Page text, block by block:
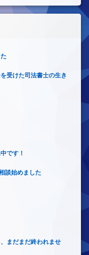
受けた司法書士の生き
です！
談始めました
まだまだ終われませ